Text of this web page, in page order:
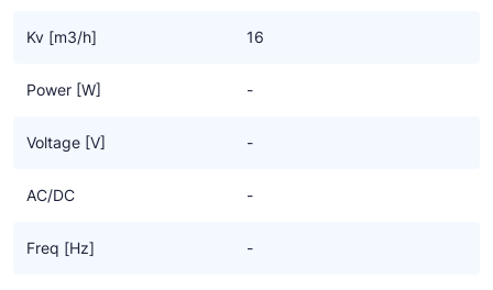
Kv [m3/h] 16
Power [W] -
Voltage [V] -
AC/DC -
Freq [Hz] -